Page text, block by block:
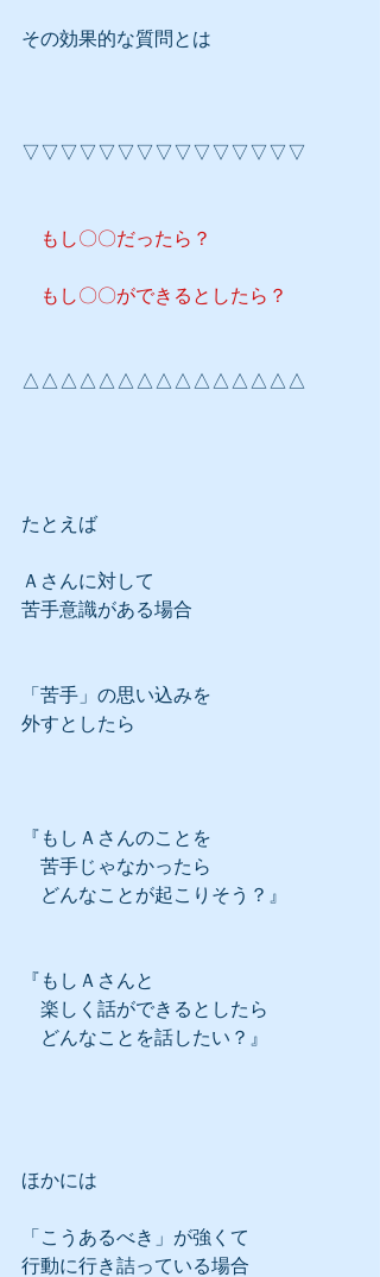
その効果的な質問とは
▽▽▽▽▽▽▽▽▽▽▽▽▽▽▽
もし〇〇だったら？
もし〇〇ができるとしたら？
△△△△△△△△△△△△△△△
たとえば
Ａさんに対して
苦手意識がある場合
「苦手」の思い込みを
外すとしたら
『もしＡさんのことを
苦手じゃなかったら
どんなことが起こりそう？』
『もしＡさんと
楽しく話ができるとしたら
どんなことを話したい？』
ほかには
「こうあるべき」が強くて
行動に行き詰っている場合